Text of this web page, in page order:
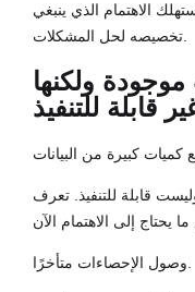
الاهتمام الذي ينبغي
البيانات موجودة ولكنها
قابلة للتنفيذ
قابلة للتنفيذ. تعرف